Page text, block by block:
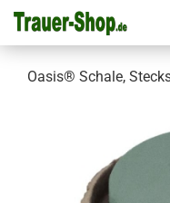
Oasis® Schale,